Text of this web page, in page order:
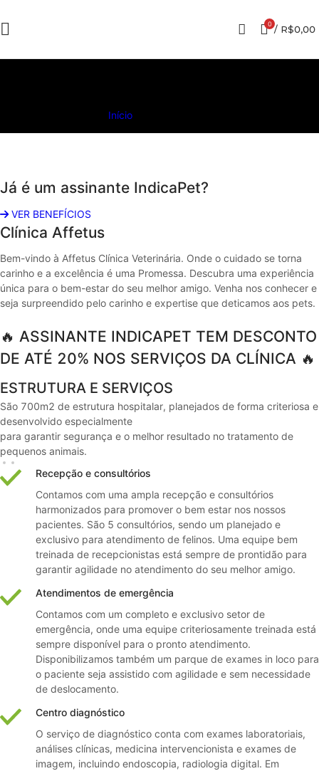
0 / R$0,00
Início
Já é um assinante IndicaPet?
VER BENEFÍCIOS
Clínica Affetus
Bem-vindo à Affetus Clínica Veterinária. Onde o cuidado se torna
carinho e a excelência é uma Promessa. Descubra uma experiência
única para o bem-estar do seu melhor amigo. Venha nos conhecer e
seja surpreendido pelo carinho e expertise que deticamos aos pets.
🔥 ASSINANTE INDICAPET TEM DESCONTO
DE ATÉ 20% NOS SERVIÇOS DA CLÍNICA 🔥
ESTRUTURA E SERVIÇOS
São 700m2 de estrutura hospitalar, planejados de forma criteriosa e
desenvolvido especialmente
para garantir segurança e o melhor resultado no tratamento de
pequenos animais.​
Recepção e consultórios
Contamos com uma ampla recepção e consultórios
harmonizados para promover o bem estar nos nossos
pacientes. São 5 consultórios, sendo um planejado e
exclusivo para atendimento de felinos. Uma equipe bem
treinada de recepcionistas está sempre de prontidão para
garantir agilidade no atendimento do seu melhor amigo.
Atendimentos de emergência
Contamos com um completo e exclusivo setor de
emergência, onde uma equipe criteriosamente treinada está
sempre disponível para o pronto atendimento.
Disponibilizamos também um parque de exames in loco para
o paciente seja assistido com agilidade e sem necessidade
de deslocamento.
Centro diagnóstico
O serviço de diagnóstico conta com exames laboratoriais,
análises clínicas, medicina intervencionista e exames de
imagem, incluindo endoscopia, radiologia digital. Em